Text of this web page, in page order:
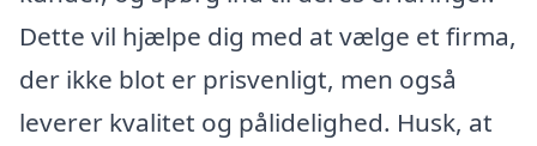
Dette vil hjælpe dig med at vælge et firma,
der ikke blot er prisvenligt, men også
leverer kvalitet og pålidelighed. Husk, at